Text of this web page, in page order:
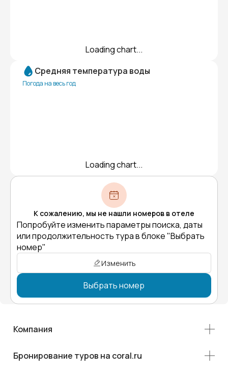
Loading chart...
Средняя температура воды
Погода на весь год
Loading chart...
К сожалению, мы не нашли номеров в отеле
Попробуйте изменить параметры поиска, даты
или продолжительность тура в блоке "Выбрать
номер"
Изменить
Выбрать номер
Компания
Бронирование туров на coral.ru